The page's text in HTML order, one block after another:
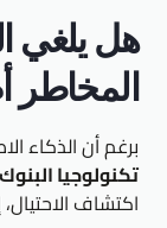
هل يلغي
المخاطر
برغم أن الذكاء
تكنولوجيا البنوك
اكتشاف